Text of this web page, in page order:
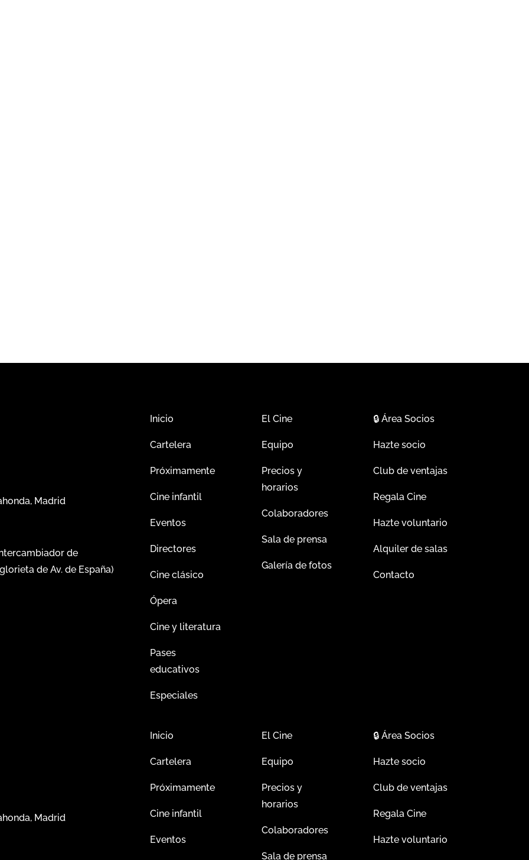
Madrid
de
de Av. de España)
Inicio
Cartelera
Próximamente
Cine infantil
Eventos
Directores
Cine clásico
Ópera
Cine y literatura
Pases
educativos
Especiales
El Cine
Equipo
Precios y
horarios
Colaboradores
Sala de prensa
Galería de fotos
🔒Área Socios
Hazte socio
Club de ventajas
Regala Cine
Hazte voluntario
Alquiler de salas
Contacto
Madrid
Inicio
Cartelera
Próximamente
Cine infantil
Eventos
El Cine
Equipo
Precios y
horarios
Colaboradores
Sala de prensa
🔒Área Socios
Hazte socio
Club de ventajas
Regala Cine
Hazte voluntario